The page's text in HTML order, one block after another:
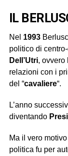
IL
Nel 1993
politico di
Dell’Utri, ovvero
relazioni con i
del “cavaliere“.
L’anno
diventando
Ma il vero
politica fu per